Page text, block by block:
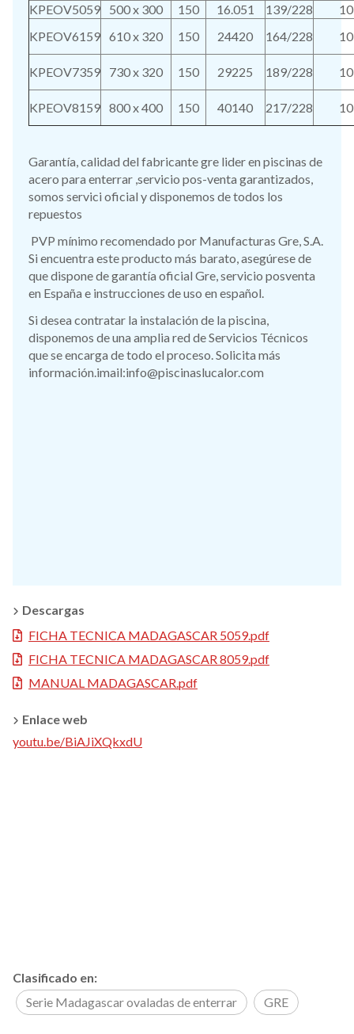
KPEOV5059
500 x 300 150 16.051 139/228
10
KPEOV6159 610 x 320 150 24420 164/228 10
KPEOV7359 730 x 320 150 29225 189/228 10
KPEOV8159 800 x 400 150 40140 217/228 10
Garantía, calidad del fabricante gre lider en piscinas de
acero para enterrar ,servicio pos-venta garantizados,
somos servici oficial y disponemos de todos los
repuestos
PVP mínimo recomendado por Manufacturas Gre, S.A.
Si encuentra este producto más barato, asegúrese de
que dispone de garantía oficial Gre, servicio posventa
en España e instrucciones de uso en español.
Si desea contratar la instalación de la piscina,
disponemos de una amplia red de Servicios Técnicos
que se encarga de todo el proceso. Solicita más
información.imail:info@piscinaslucalor.com
Descargas
FICHA TECNICA MADAGASCAR 5059.pdf
FICHA TECNICA MADAGASCAR 8059.pdf
MANUAL MADAGASCAR.pdf
Enlace web
youtu.be/BiAJiXQkxdU
Clasificado en:
Serie Madagascar ovaladas de enterrar
GRE